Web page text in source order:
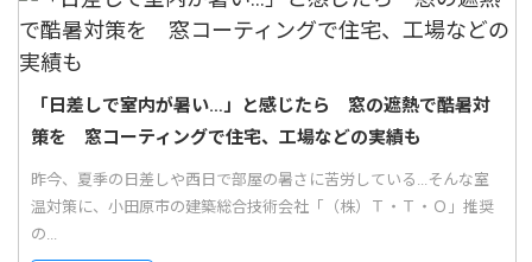
「日差しで室内が暑い…」と感じたら 窓の遮熱で酷暑対
策を 窓コーティングで住宅、工場などの実績も
昨今、夏季の日差しや西日で部屋の暑さに苦労している...そんな室
温対策に、小田原市の建築総合技術会社「（株）Ｔ・Ｔ・Ｏ」推奨
の...